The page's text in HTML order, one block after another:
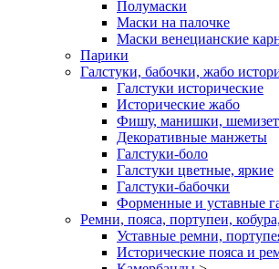
Полумаски
Маски на палочке
Маски венецианские
Парики
Галстуки, бабочки, жабо
Галстуки исторические
Исторические жабо
Фишу, манишки,
Декоративные манжеты
Галстуки-боло
Галстуки цветные, яркие
Галстуки-бабочки
Форменные и уставные
Ремни, пояса, портупеи,
Уставные ремни,
Исторические пояса и